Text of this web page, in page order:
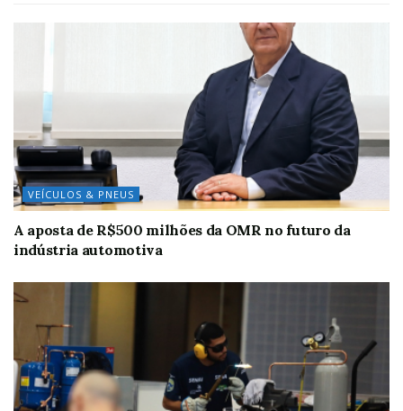
VEÍCULOS & PNEUS
A aposta de R$500 milhões da OMR no futuro da
indústria automotiva